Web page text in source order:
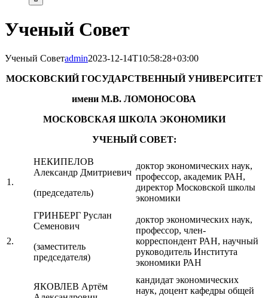
Ученый Совет
Ученый Советadmin2023-12-14T10:58:28+03:00
МОСКОВСКИЙ ГОСУДАРСТВЕННЫЙ УНИВЕРСИТЕТ
имени М.В. ЛОМОНОСОВА
МОСКОВСКАЯ ШКОЛА ЭКОНОМИКИ
УЧЕНЫЙ СОВЕТ:
1.
НЕКИПЕЛОВ
Александр Дмитриевич
(председатель)
доктор экономических наук,
профессор, академик РАН,
директор Московской школы
экономики
2.
ГРИНБЕРГ Руслан
Семенович
(заместитель
председателя)
доктор экономических наук,
профессор, член-
корреспондент РАН, научный
руководитель Института
экономики РАН
ЯКОВЛЕВ Артём
кандидат экономических
наук, доцент кафедры общей